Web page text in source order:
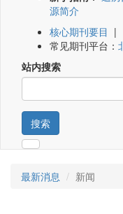
源简介
核心期刊要目 |
常见期刊平台：
站内搜索
搜索
最新消息 新闻